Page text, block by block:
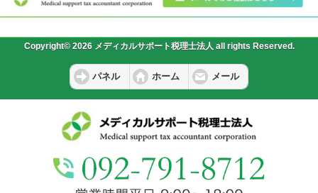
Copyright© 2026 メディカルサポート税理士法人 all rights Reserved.
パネル ホーム メール